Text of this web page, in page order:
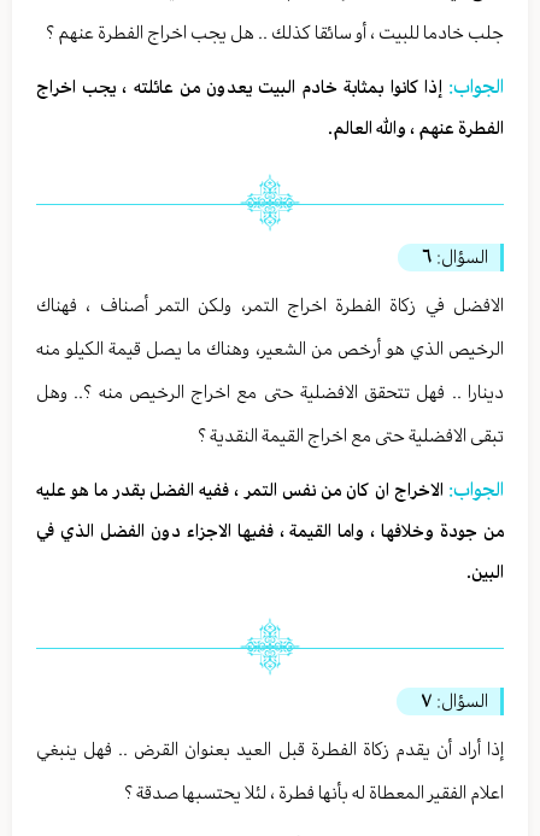
جلب خادما للبيت ، أو سائقا كذلك .. هل يجب اخراج الفطرة عنهم ؟
الجواب: إذا كانوا بمثابة خادم البيت يعدون من عائلته ، يجب اخراج
الفطرة عنهم ، والله العالم.
السؤال: ٦
الافضل في زكاة الفطرة اخراج التمر، ولكن التمر أصناف ، فهناك
الرخيص الذي هو أرخص من الشعير، وهناك ما يصل قيمة الكيلو منه
دينارا .. فهل تتحقق الافضلية حتى مع اخراج الرخيص منه ؟.. وهل
تبقى الافضلية حتى مع اخراج القيمة النقدية ؟
الجواب: الاخراج ان كان من نفس التمر ، ففيه الفضل بقدر ما هو عليه
من جودة وخلافها ، واما القيمة ، ففيها الاجزاء دون الفضل الذي في
البين.
السؤال: ٧
إذا أراد أن يقدم زكاة الفطرة قبل العيد بعنوان القرض .. فهل ينبغي
اعلام الفقير المعطاة له بأنها فطرة ، لئلا يحتسبها صدقة ؟